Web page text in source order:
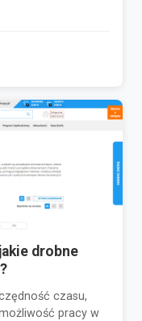
drobne
czasu,
pracy w